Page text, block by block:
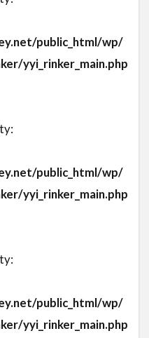
public_html/wp/
yyi_rinker_main.php
public_html/wp/
yyi_rinker_main.php
public_html/wp/
yyi_rinker_main.php